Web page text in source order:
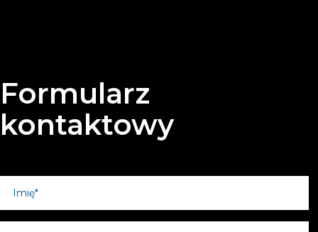
Formularz
kontaktowy